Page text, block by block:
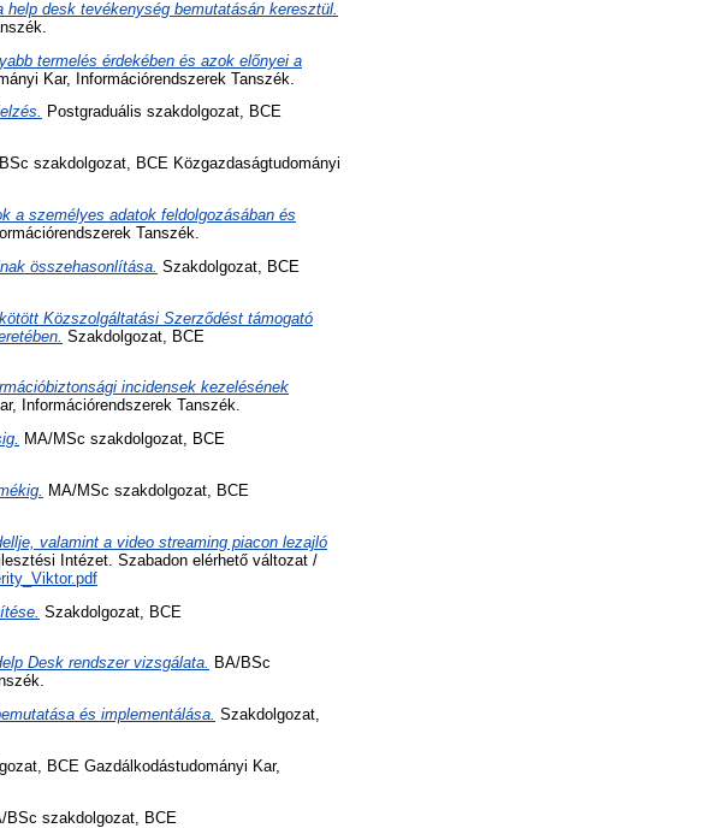
desk tevékenység bemutatásán keresztül.
termelés érdekében és azok előnyei a
Kar, Információrendszerek Tanszék.
Postgraduális szakdolgozat, BCE
szakdolgozat, BCE Közgazdaságtudományi
a személyes adatok feldolgozásában és
Tanszék.
összehasonlítása. Szakdolgozat, BCE
Közszolgáltatási Szerződést támogató
Szakdolgozat, BCE
incidensek kezelésének
Információrendszerek Tanszék.
MA/MSc szakdolgozat, BCE
MA/MSc szakdolgozat, BCE
valamint a video streaming piacon lezajló
Intézet. Szabadon elérhető változat /
Szakdolgozat, BCE
Desk rendszer vizsgálata. BA/BSc
és implementálása. Szakdolgozat,
BCE Gazdálkodástudományi Kar,
BSc szakdolgozat, BCE